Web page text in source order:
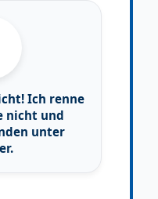
Ich renne
nicht und
unter